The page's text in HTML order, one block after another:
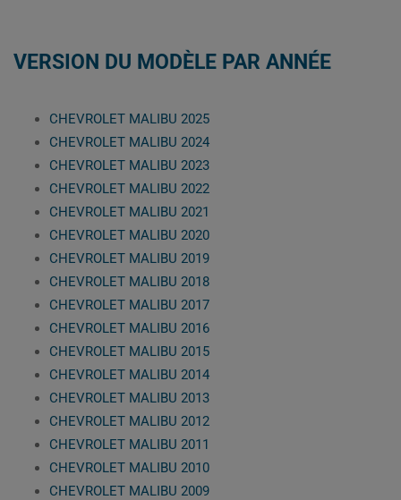
VERSION DU MODÈLE PAR ANNÉE
CHEVROLET MALIBU 2025
CHEVROLET MALIBU 2024
CHEVROLET MALIBU 2023
CHEVROLET MALIBU 2022
CHEVROLET MALIBU 2021
CHEVROLET MALIBU 2020
CHEVROLET MALIBU 2019
CHEVROLET MALIBU 2018
CHEVROLET MALIBU 2017
CHEVROLET MALIBU 2016
CHEVROLET MALIBU 2015
CHEVROLET MALIBU 2014
CHEVROLET MALIBU 2013
CHEVROLET MALIBU 2012
CHEVROLET MALIBU 2011
CHEVROLET MALIBU 2010
CHEVROLET MALIBU 2009